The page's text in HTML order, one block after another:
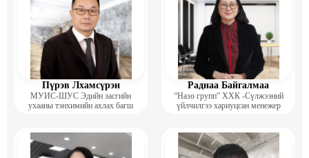
Пүрэв Лхамсүрэн
МУИС-ШУС Эдийн засгийн
ухааны тэнхимийн ахлах багш
Раднаа Байгалмаа
“Назо групп” ХХК -Сүлжээний
үйлчилгээ хариуцсан менежер